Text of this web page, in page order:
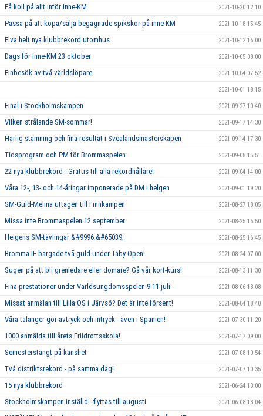
Få koll på allt inför Inne-KM 2021-10-20 12:10
Passa på att köpa/sälja begagnade spikskor på inne-KM 2021-10-18 15:45
Elva helt nya klubbrekord utomhus 2021-10-12 16:00
Dags för Inne-KM 23 oktober 2021-10-05 08:00
Finbesök av två världslöpare 2021-10-04 07:52
2021-10-01 18:15
Final i Stockholmskampen 2021-09-27 10:40
Vilken strålande SM-sommar! 2021-09-17 14:30
Härlig stämning och fina resultat i Svealandsmästerskapen 2021-09-14 17:30
Tidsprogram och PM för Brommaspelen 2021-09-08 15:51
22 nya klubbrekord - Grattis till alla rekordhållare! 2021-09-04 14:00
Våra 12-, 13- och 14-åringar imponerade på DM i helgen 2021-09-01 19:20
SM-Guld-Melina uttagen till Finnkampen 2021-08-27 18:05
Missa inte Brommaspelen 12 september 2021-08-25 16:50
Helgens SM-tävlingar &#9996;&#65039; 2021-08-25 16:45
Bromma IF bärgade två guld under Täby Open! 2021-08-24 07:00
Sugen på att bli grenledare eller domare? Gå vår kort-kurs! 2021-08-13 11:30
Fina prestationer under Världsungdomsspelen 9-11 juli 2021-08-06 13:08
Missat anmälan till Lilla OS i Järvsö? Det är inte försent! 2021-08-04 18:40
Våra talanger gör avtryck och intryck - även i Spanien! 2021-07-30 11:20
1000 anmälda till årets Friidrottsskola! 2021-07-17 09:00
Semesterstängt på kansliet 2021-07-08 10:54
Två distriktsrekord - på samma dag! 2021-07-07 10:35
15 nya klubbrekord 2021-06-24 13:00
Stockholmskampen inställd - flyttas till augusti 2021-06-08 13:04